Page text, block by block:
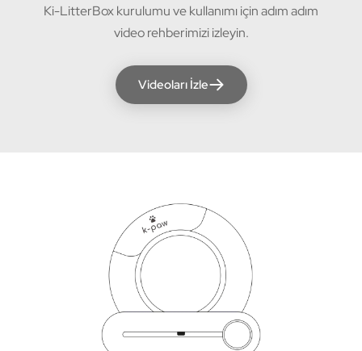
Ki-LitterBox kurulumu ve kullanımı için adım adım
video rehberimizi izleyin.
Videoları İzle